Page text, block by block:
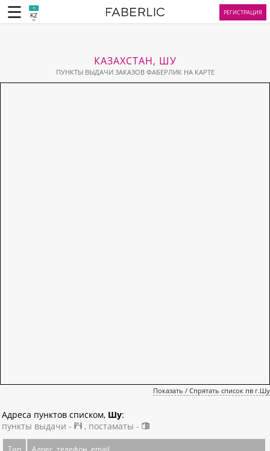
KZ РЕГИСТРАЦИЯ
КАЗАХСТАН, ШУ
ПУНКТЫ ВЫДАЧИ ЗАКАЗОВ ФАБЕРЛИК НА КАРТЕ
Показать / Спрятать список пв г.Шу
Адреса пунктов списком, Шу:
пункты выдачи -
, постаматы -
Тип Адрес, телефон, email